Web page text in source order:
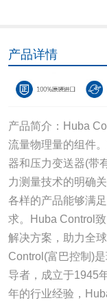
产品详情
产品简介：Huba
流量物理量的组件
器和压力变送器(带
力测量技术的明确
各样的产品能够满
求。Huba Control
解决方案，助力全
Control(富巴控制)
导者，成立于1945
年的行业经验，